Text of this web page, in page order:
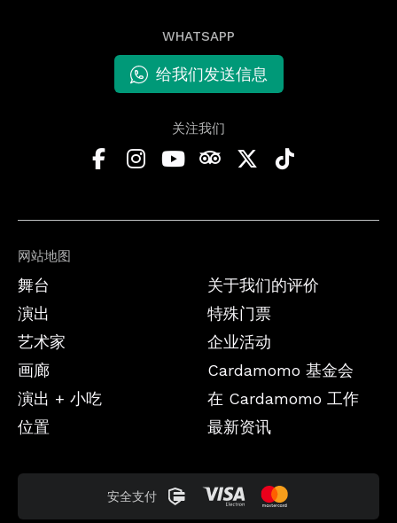
网站地图
舞台
演出
艺术家
画廊
演出 + 小吃
位置
关于我们的评价
特殊门票
企业活动
Cardamomo 基金会
在 Cardamomo 工作
最新资讯
WHATSAPP
给我们发送信息
关注我们
安全支付